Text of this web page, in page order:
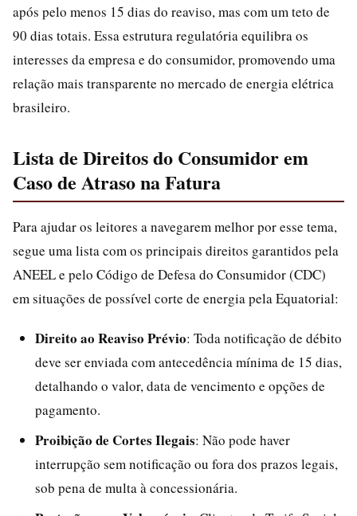
após pelo menos 15 dias do reaviso, mas com um teto de
90 dias totais. Essa estrutura regulatória equilibra os
interesses da empresa e do consumidor, promovendo uma
relação mais transparente no mercado de energia elétrica
brasileiro.
Lista de Direitos do Consumidor em
Caso de Atraso na Fatura
Para ajudar os leitores a navegarem melhor por esse tema,
segue uma lista com os principais direitos garantidos pela
ANEEL e pelo Código de Defesa do Consumidor (CDC)
em situações de possível corte de energia pela Equatorial:
Direito ao Reaviso Prévio: Toda notificação de débito
deve ser enviada com antecedência mínima de 15 dias,
detalhando o valor, data de vencimento e opções de
pagamento.
Proibição de Cortes Ilegais: Não pode haver
interrupção sem notificação ou fora dos prazos legais,
sob pena de multa à concessionária.